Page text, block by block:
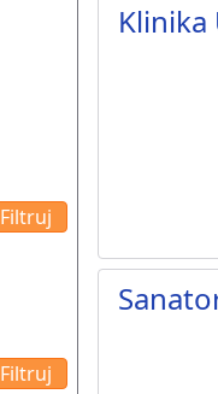
Klinika